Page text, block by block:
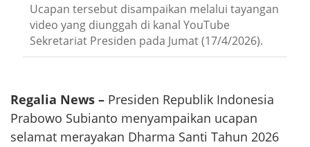
Ucapan tersebut disampaikan melalui tayangan
video yang diunggah di kanal YouTube
Sekretariat Presiden pada Jumat (17/4/2026).
Regalia News – Presiden Republik Indonesia
Prabowo Subianto menyampaikan ucapan
selamat merayakan Dharma Santi Tahun 2026